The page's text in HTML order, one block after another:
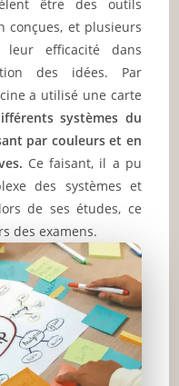
être des outils
conçues, et plusieurs
leur efficacité dans
des idées. Par
a utilisé une carte
systèmes du
par couleurs et en
Ce faisant, il a pu
des systèmes et
de ses études, ce
des examens.